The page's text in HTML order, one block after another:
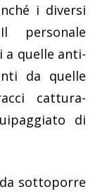
i diversi
personale
a quelle anti-
da quelle
cattura-
di
sottoporre